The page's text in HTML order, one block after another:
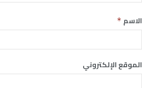
الاسم *
الموقع الإلكتروني